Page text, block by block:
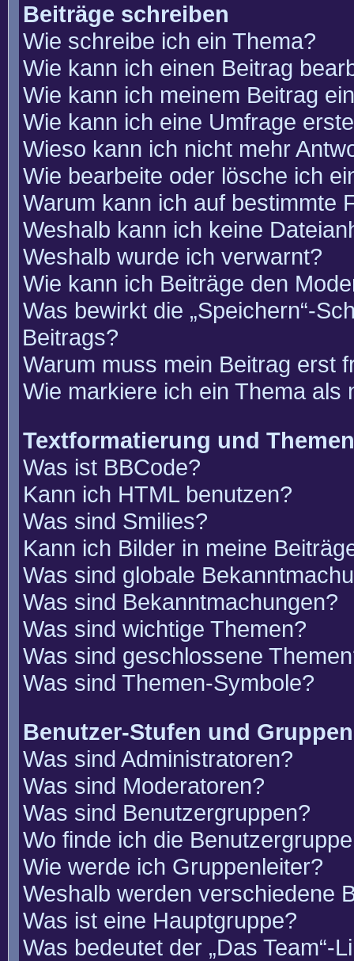
Beiträge schreiben
Wie schreibe ich ein Thema?
Wie kann ich einen Beitrag
Wie kann ich meinem Beitrag
Wie kann ich eine Umfrage
Wieso kann ich nicht mehr
Wie bearbeite oder lösche ich
Warum kann ich auf bestimmte
Weshalb kann ich keine
Weshalb wurde ich verwarnt?
Wie kann ich Beiträge den
Was bewirkt die „Speichern“-
Beitrags?
Warum muss mein Beitrag erst
Wie markiere ich ein Thema als
Textformatierung und
Was ist BBCode?
Kann ich HTML benutzen?
Was sind Smilies?
Kann ich Bilder in meine
Was sind globale
Was sind Bekanntmachungen?
Was sind wichtige Themen?
Was sind geschlossene
Was sind Themen-Symbole?
Benutzer-Stufen und Gruppen
Was sind Administratoren?
Was sind Moderatoren?
Was sind Benutzergruppen?
Wo finde ich die
Wie werde ich Gruppenleiter?
Weshalb werden verschiedene
Was ist eine Hauptgruppe?
Was bedeutet der „Das Team“-